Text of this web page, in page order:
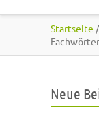
Startseite /
Neue